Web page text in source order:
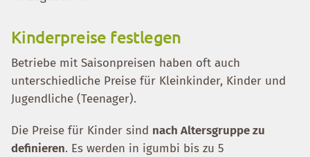
Kinderpreise festlegen
Betriebe mit Saisonpreisen haben oft auch
unterschiedliche Preise für Kleinkinder, Kinder und
Jugendliche (Teenager).
Die Preise für Kinder sind nach Altersgruppe zu
definieren. Es werden in igumbi bis zu 5